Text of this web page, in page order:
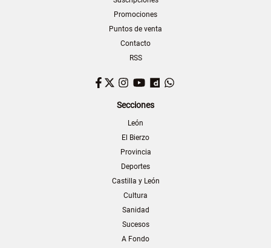
Promociones
Puntos de venta
Contacto
RSS
Facebook
TwitterInstagram
YouTubeDailymotion
Secciones
León
El Bierzo
Provincia
Deportes
Castilla y León
Cultura
Sanidad
Sucesos
A Fondo